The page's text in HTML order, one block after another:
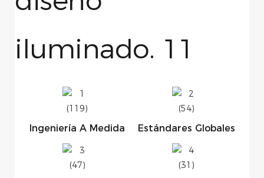
Ingeniería A Medida Estándares Globales